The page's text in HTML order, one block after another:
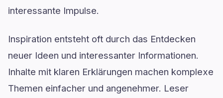
interessante Impulse.
Inspiration entsteht oft durch das Entdecken
neuer Ideen und interessanter Informationen.
Inhalte mit klaren Erklärungen machen komplexe
Themen einfacher und angenehmer. Leser